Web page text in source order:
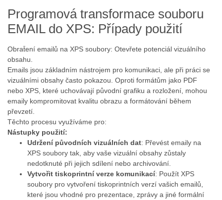
Programová transformace souboru
EMAIL do XPS: Případy použití
Obrat̄ení emailů na XPS soubory: Otevřete potenciál vizuálního
obsahu.
Emails jsou základním nástrojem pro komunikaci, ale při práci se
vizuálními obsahy často pokazou. Oproti formátům jako PDF
nebo XPS, které uchovávají původní grafiku a rozložení, mohou
emaily kompromitovat kvalitu obrazu a formátování během
převzetí.
Těchto procesu využíváme pro:
Nástupky použití:
Udržení původních vizuálních dat: Převést emaily na
XPS soubory tak, aby vaše vizuální obsahy zůstaly
nedotknuté při jejich sdílení nebo archivování.
Vytvořit tiskoprintní verze komunikací: Použít XPS
soubory pro vytvoření tiskoprintních verzí vašich emailů,
které jsou vhodné pro prezentace, zprávy a jiné formální